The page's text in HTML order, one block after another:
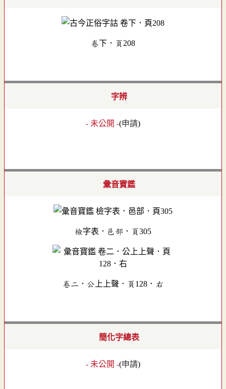
卷下．頁208
字辨
- 未公開 -(申請)
彙音寶鑑
檢字表．邑部．頁305
卷二．公上上聲．頁128．右
簡化字總表
- 未公開 -(申請)